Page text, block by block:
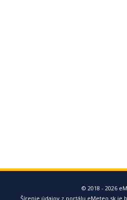
© 2018 - 2026
Šírenie údajov z portálu eMeteo.sk je